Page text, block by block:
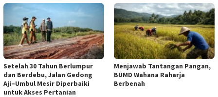
Setelah 30 Tahun Berlumpur
dan Berdebu, Jalan Gedong
Aji–Umbul Mesir Diperbaiki
untuk Akses Pertanian
Menjawab Tantangan Pangan,
BUMD Wahana Raharja
Berbenah